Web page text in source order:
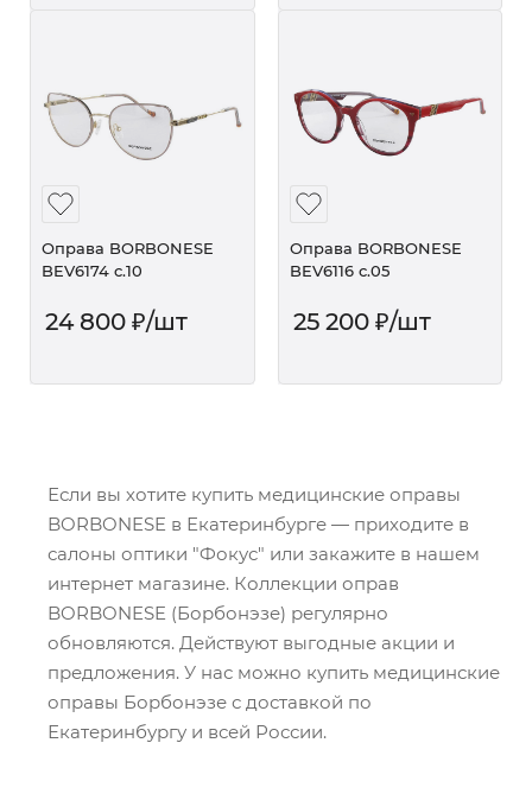
Оправа BORBONESE
BEV6174 c.10
24 800 ₽/шт
Оправа BORBONESE
BEV6116 c.05
25 200₽/шт
Если вы хотите купить медицинские оправы
BORBONESE в Екатеринбурге — приходите в
салоны оптики "Фокус" или закажите в нашем
интернет магазине. Коллекции оправ
BORBONESE (Борбонэзе) регулярно
обновляются. Действуют выгодные акции и
предложения. У нас можно купить медицинские
оправы Борбонэзе с доставкой по
Екатеринбургу и всей России.